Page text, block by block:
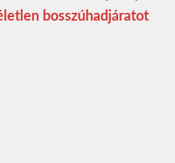
bosszúhadjáratot